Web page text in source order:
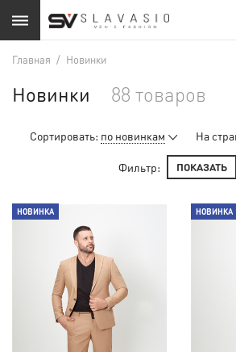
Главная / Новинки
Новинки 88 товаров
Сортировать: по новинкам На
Фильтр: ПОКАЗАТЬ
НОВИНКА НОВИНКА